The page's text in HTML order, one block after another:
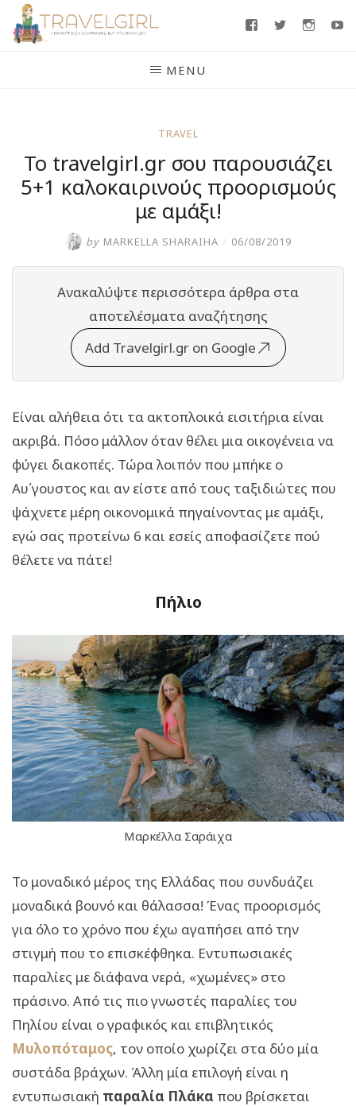
Skip
FacebookTwitter
MENU
TRAVEL
To travelgirl.gr σου παρουσιάζει
5+1 καλοκαιρινούς προορισμούς
με αμάξι!
by MARKELLA SHARAIHA / 06/08/2019
Ανακαλύψτε περισσότερα άρθρα στα
αποτελέσματα αναζήτησης
Add Travelgirl.gr on Google
Είναι αλήθεια ότι τα ακτοπλοικά εισιτήρια είναι
ακριβά. Πόσο μάλλον όταν θέλει μια οικογένεια να
φύγει διακοπές. Τώρα λοιπόν που μπήκε ο
Αυ΄γουστος και αν είστε από τους ταξιδιώτες που
ψάχνετε μέρη οικονομικά πηγαίνοντας με αμάξι,
εγώ σας προτείνω 6 και εσείς αποφασίζετε πού
θέλετε να πάτε!
Πήλιο
Μαρκέλλα Σαράιχα
Το μοναδικό μέρος της Ελλάδας που συνδυάζει
μοναδικά βουνό και θάλασσα! Ένας προορισμός
για όλο το χρόνο που έχω αγαπήσει από την
στιγμή που το επισκέφθηκα. Εντυπωσιακές
παραλίες με διάφανα νερά, «χωμένες» στο
πράσινο. Από τις πιο γνωστές παραλίες του
Πηλίου είναι ο γραφικός και επιβλητικός
Μυλοπόταμος, τον οποίο χωρίζει στα δύο μία
συστάδα βράχων. Άλλη μία επιλογή είναι η
εντυπωσιακή παραλία Πλάκα που βρίσκεται